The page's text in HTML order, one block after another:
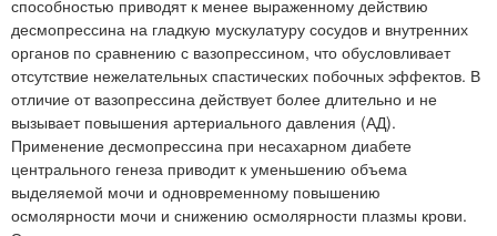
способностью приводят к менее выраженному действию
десмопрессина на гладкую мускулатуру сосудов и внутренних
органов по сравнению с вазопрессином, что обусловливает
отсутствие нежелательных спастических побочных эффектов. В
отличие от вазопрессина действует более длительно и не
вызывает повышения артериального давления (АД).
Применение десмопрессина при несахарном диабете
центрального генеза приводит к уменьшению объема
выделяемой мочи и одновременному повышению
осмолярности мочи и снижению осмолярности плазмы крови.